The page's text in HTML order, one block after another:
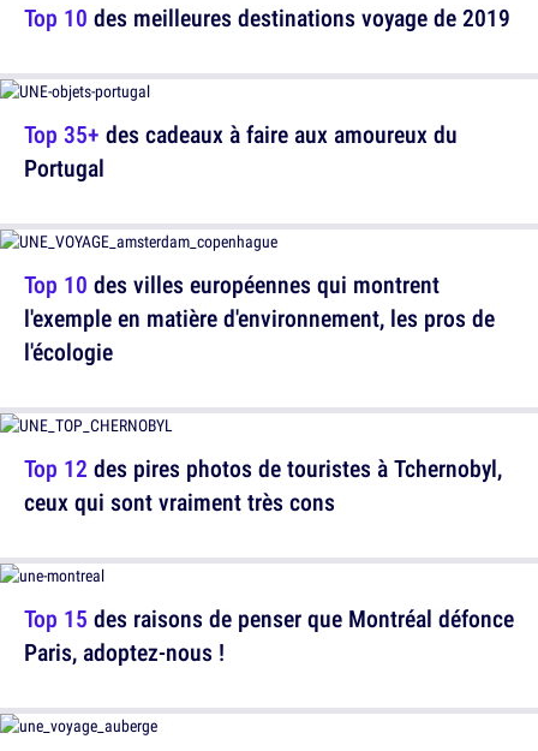
Top 10 des meilleures destinations voyage de 2019
Top 10 des villes européennes qui montrent
l'exemple en matière d'environnement, les pros de
l'écologie
Top 15 des raisons de penser que Montréal défonce
Paris, adoptez-nous !
Top 35+ des cadeaux à faire aux amoureux du
Portugal
Top 12 des pires photos de touristes à Tchernobyl,
ceux qui sont vraiment très cons